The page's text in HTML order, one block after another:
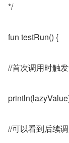
*/
fun testRun() {
//首次调用时触
//可以看到后续